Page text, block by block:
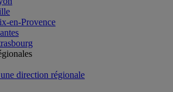
en-Provence
direction régionale